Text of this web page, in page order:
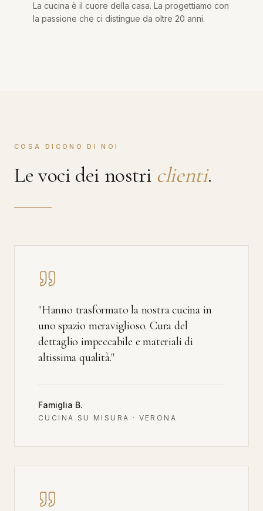
La cucina è il cuore della casa. La progettiamo con
la passione che ci distingue da oltre 20 anni.
COSA DICONO DI NOI
Le voci dei nostri clienti.
"Hanno trasformato la nostra cucina in
uno spazio meraviglioso. Cura del
dettaglio impeccabile e materiali di
altissima qualità."
Famiglia B.
CUCINA SU MISURA · VERONA